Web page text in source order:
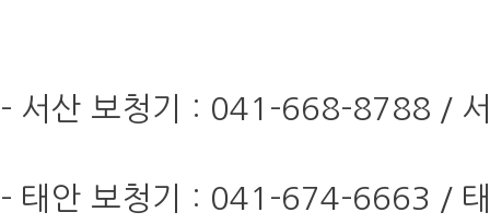
- 서산 보청기 : 041-668-8788 /
- 태안 보청기 : 041-674-6663 /